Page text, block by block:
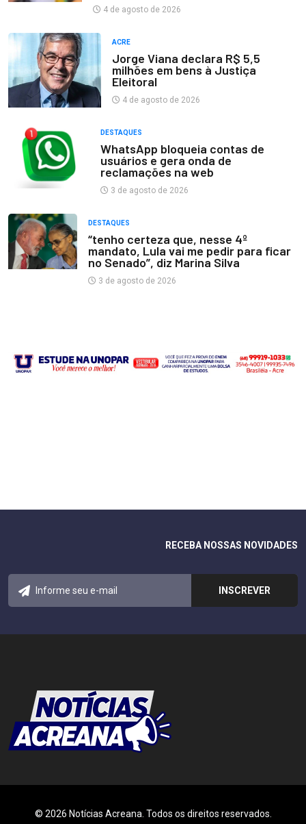
4 de agosto de 2026
ACRE
Jorge Viana declara R$ 5,5
milhões em bens à Justiça
Eleitoral
4 de agosto de 2026
DESTAQUES
WhatsApp bloqueia contas de
usuários e gera onda de
reclamações na web
3 de agosto de 2026
DESTAQUES
“tenho certeza que, nesse 4º
mandato, Lula vai me pedir para ficar
no Senado”, diz Marina Silva
3 de agosto de 2026
RECEBA NOSSAS NOVIDADES
© 2026 Notícias Acreana. Todos os direitos reservados.